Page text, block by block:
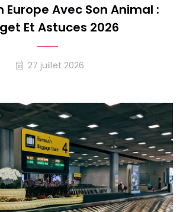
Europe Avec Son Animal :
Et Astuces 2026
27 juillet 2026